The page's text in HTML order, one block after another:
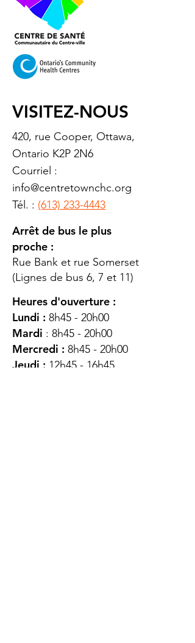
VISITEZ-NOUS
420, rue Cooper, Ottawa,
Ontario K2P 2N6
Courriel :
info@centretownchc.org
Tél. : (613) 233-4443
Arrêt de bus le plus
proche :
Rue Bank et rue Somerset
(Lignes de bus 6, 7 et 11)
Heures d'ouverture :
Lundi : 8h45 - 20h00
Mardi : 8h45 - 20h00
Mercredi : 8h45 - 20h00
Jeudi : 12h45 - 16h45